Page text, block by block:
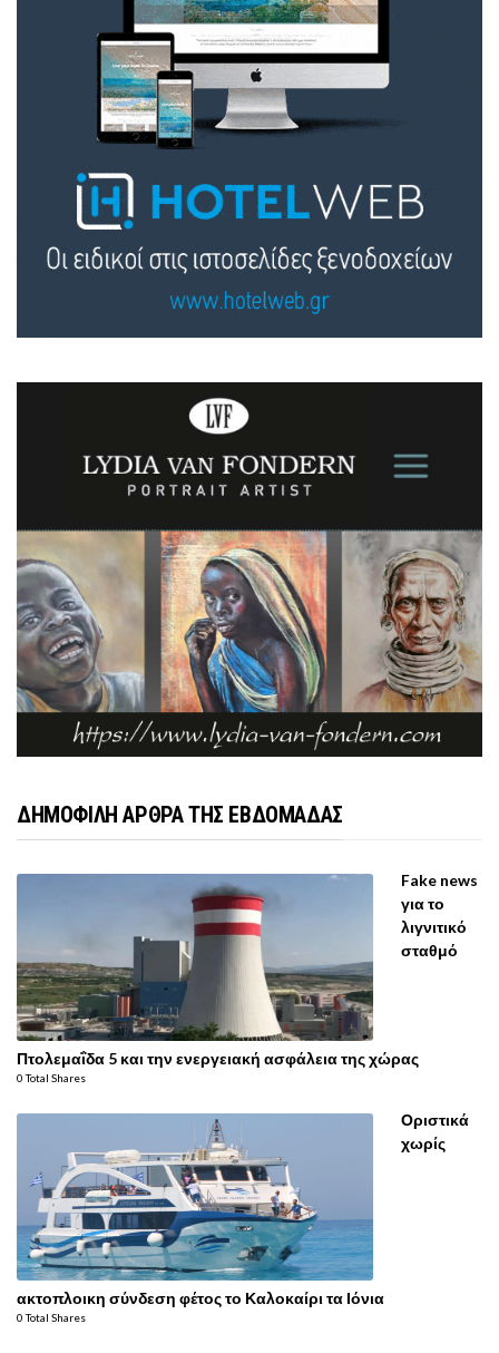
ΔΗΜΟΦΙΛΗ ΑΡΘΡΑ ΤΗΣ ΕΒΔΟΜΑΔΑΣ
Fake news
για το
λιγνιτικό
σταθμό
Πτολεμαΐδα 5 και την ενεργειακή ασφάλεια της χώρας
0 Total Shares
Οριστικά
χωρίς
ακτοπλοικη σύνδεση φέτος το Καλοκαίρι τα Ιόνια
0 Total Shares